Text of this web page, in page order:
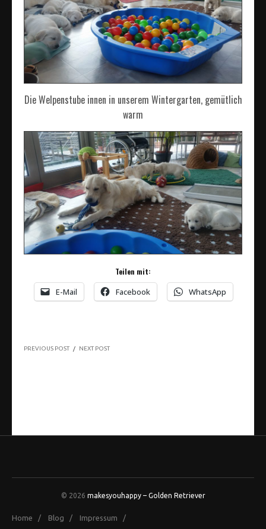
Die Welpenstube innen in unserem Wintergarten, gemütlich
warm
Teilen mit:
E-Mail Facebook WhatsApp
PREVIOUS POST / NEXT POST
© 2026 makesyouhappy – Golden Retriever
Home / Blog / Impressum /